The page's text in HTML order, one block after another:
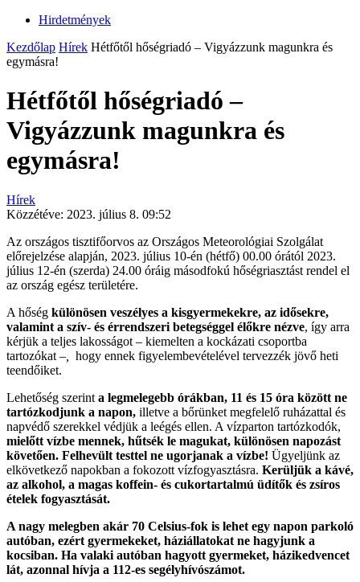
Hirdetmények
Kezdőlap Hírek Hétfőtől hőségriadó – Vigyázzunk magunkra és
egymásra!
Hétfőtől hőségriadó –
Vigyázzunk magunkra és
egymásra!
Hírek
Közzétéve: 2023. július 8. 09:52
Az országos tisztifőorvos az Országos Meteorológiai Szolgálat
előrejelzése alapján, 2023. július 10-én (hétfő) 00.00 órától 2023.
július 12-én (szerda) 24.00 óráig másodfokú hőségriasztást rendel el
az ország egész területére.
A hőség különösen veszélyes a kisgyermekekre, az idősekre,
valamint a szív- és érrendszeri betegséggel élőkre nézve, így arra
kérjük a teljes lakosságot – kiemelten a kockázati csoportba
tartozókat –,
hogy ennek figyelembevételével tervezzék jövő heti
teendőiket.
Lehetőség szerint a legmelegebb órákban, 11 és 15 óra között ne
tartózkodjunk a napon, illetve a bőrünket megfelelő ruházattal és
napvédő szerekkel védjük a leégés ellen. A vízparton tartózkodók,
mielőtt vízbe mennek, hűtsék le magukat, különösen napozást
követően. Felhevült testtel ne ugorjanak a vízbe! Ügyeljünk az
elkövetkező napokban a fokozott vízfogyasztásra. Kerüljük a kávé,
az alkohol, a magas koffein- és cukortartalmú üdítők és zsíros
ételek fogyasztását.
A nagy melegben akár 70 Celsius-fok is lehet egy napon parkoló
autóban, ezért gyermekeket, háziállatokat ne hagyjunk a
kocsiban. Ha valaki autóban hagyott gyermeket, házikedvencet
lát, azonnal hívja a 112-es segélyhívószámot.